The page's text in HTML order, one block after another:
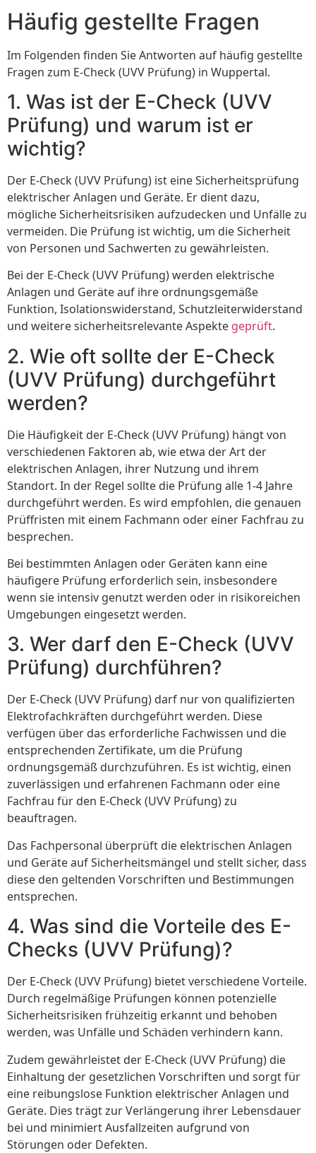
Häufig gestellte Fragen
Im Folgenden finden Sie Antworten auf häufig gestellte
Fragen zum E-Check (UVV Prüfung) in Wuppertal.
1. Was ist der E-Check (UVV
Prüfung) und warum ist er
wichtig?
Der E-Check (UVV Prüfung) ist eine Sicherheitsprüfung
elektrischer Anlagen und Geräte. Er dient dazu,
mögliche Sicherheitsrisiken aufzudecken und Unfälle zu
vermeiden. Die Prüfung ist wichtig, um die Sicherheit
von Personen und Sachwerten zu gewährleisten.
Bei der E-Check (UVV Prüfung) werden elektrische
Anlagen und Geräte auf ihre ordnungsgemäße
Funktion, Isolationswiderstand, Schutzleiterwiderstand
und weitere sicherheitsrelevante Aspekte geprüft.
2. Wie oft sollte der E-Check
(UVV Prüfung) durchgeführt
werden?
Die Häufigkeit der E-Check (UVV Prüfung) hängt von
verschiedenen Faktoren ab, wie etwa der Art der
elektrischen Anlagen, ihrer Nutzung und ihrem
Standort. In der Regel sollte die Prüfung alle 1-4 Jahre
durchgeführt werden. Es wird empfohlen, die genauen
Prüffristen mit einem Fachmann oder einer Fachfrau zu
besprechen.
Bei bestimmten Anlagen oder Geräten kann eine
häufigere Prüfung erforderlich sein, insbesondere
wenn sie intensiv genutzt werden oder in risikoreichen
Umgebungen eingesetzt werden.
3. Wer darf den E-Check (UVV
Prüfung) durchführen?
Der E-Check (UVV Prüfung) darf nur von qualifizierten
Elektrofachkräften durchgeführt werden. Diese
verfügen über das erforderliche Fachwissen und die
entsprechenden Zertifikate, um die Prüfung
ordnungsgemäß durchzuführen. Es ist wichtig, einen
zuverlässigen und erfahrenen Fachmann oder eine
Fachfrau für den E-Check (UVV Prüfung) zu
beauftragen.
Das Fachpersonal überprüft die elektrischen Anlagen
und Geräte auf Sicherheitsmängel und stellt sicher, dass
diese den geltenden Vorschriften und Bestimmungen
entsprechen.
4. Was sind die Vorteile des E-
Checks (UVV Prüfung)?
Der E-Check (UVV Prüfung) bietet verschiedene Vorteile.
Durch regelmäßige Prüfungen können potenzielle
Sicherheitsrisiken frühzeitig erkannt und behoben
werden, was Unfälle und Schäden verhindern kann.
Zudem gewährleistet der E-Check (UVV Prüfung) die
Einhaltung der gesetzlichen Vorschriften und sorgt für
eine reibungslose Funktion elektrischer Anlagen und
Geräte. Dies trägt zur Verlängerung ihrer Lebensdauer
bei und minimiert Ausfallzeiten aufgrund von
Störungen oder Defekten.